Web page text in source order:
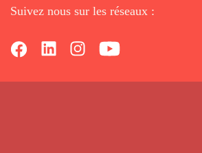
Suivez nous sur les réseaux :